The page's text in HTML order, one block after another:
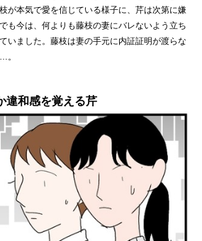
が本気で愛を信じている様子に、芹は次第に嫌
も今は、何よりも藤枝の妻にバレないよう立ち
いました。藤枝は妻の手元に内証証明が渡らな
。
違和感を覚える芹